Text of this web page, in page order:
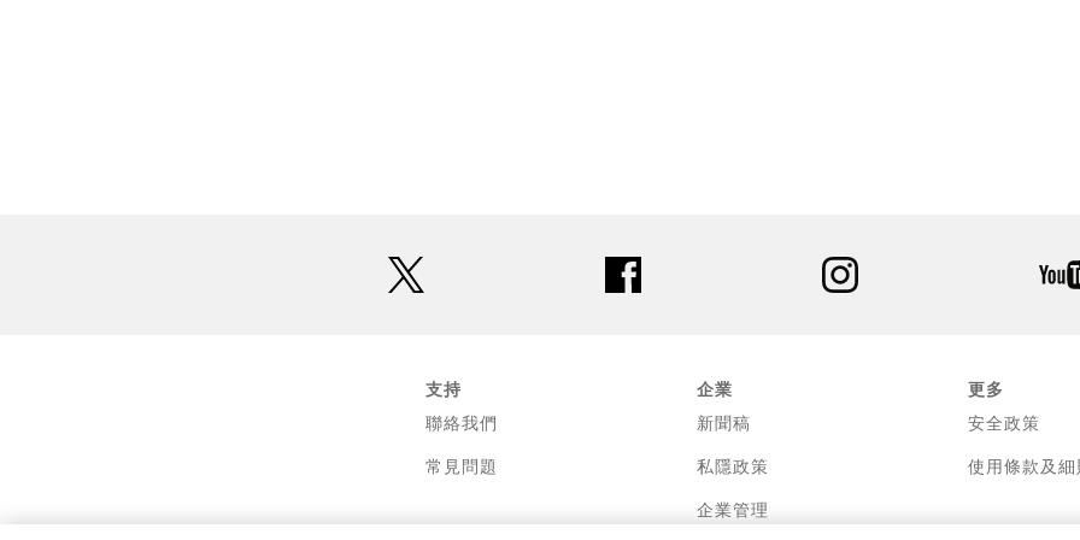
instagram
支持
聯絡我們
常見問題
企業
新聞稿
私隱政策
企業管理
更多
安全政策
使用條款及細